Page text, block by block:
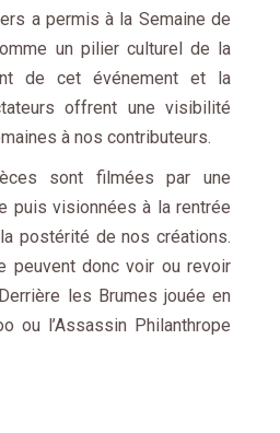
a permis à la Semaine de
un pilier culturel de la
de cet événement et la
offrent une visibilité
à nos contributeurs.
sont filmées par une
puis visionnées à la rentrée
postérité de nos créations.
peuvent donc voir ou revoir
les Brumes jouée en
ou l’Assassin Philanthrope